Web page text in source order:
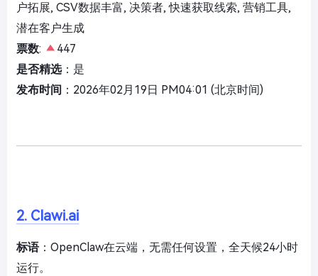
户拓展, CSV数据丰富, 决策者, 快速获取线索, 营销工具,
潜在客户生成
票数:
447
是否精选：是
发布时间 ：2026年02月19日 PM04:01 (北京时间)
2. Clawi.ai
标语：OpenClaw在云端，无需任何设置，全天候24小时
运行。